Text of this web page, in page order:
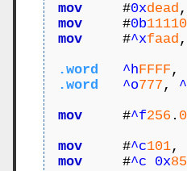
mov
     #
0xdead ,
mov
     #
0b
mov
     #
^xfaad ,
.word
^hFFFF ,
.word
^o777 ,
mov
     #
^f256 . 0
mov
     #
^c101,
mov
     #
^c 0x85